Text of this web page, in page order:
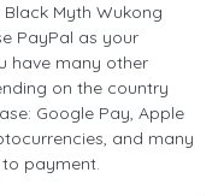
Myth Wukong
PayPal as your
have many other
on the country
Google Pay, Apple
and many
payment.